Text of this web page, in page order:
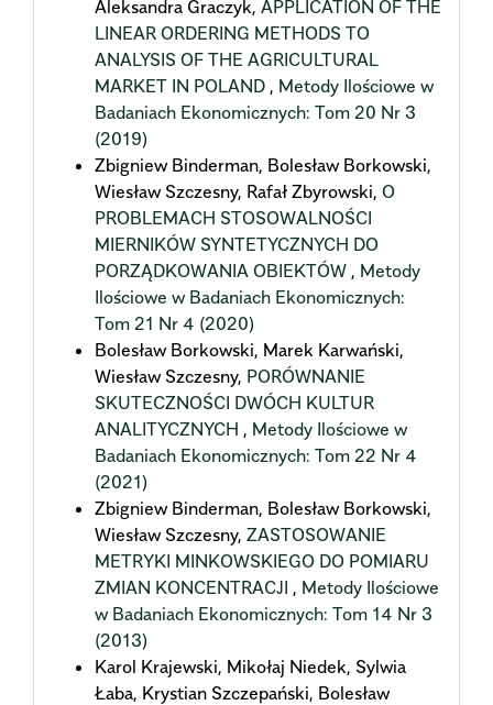
Aleksandra Graczyk, APPLICATION OF THE
LINEAR ORDERING METHODS TO
ANALYSIS OF THE AGRICULTURAL
MARKET IN POLAND , Metody Ilościowe w
Badaniach Ekonomicznych: Tom 20 Nr 3
(2019)
Zbigniew Binderman, Bolesław Borkowski,
Wiesław Szczesny, Rafał Zbyrowski, O
PROBLEMACH STOSOWALNOŚCI
MIERNIKÓW SYNTETYCZNYCH DO
PORZĄDKOWANIA OBIEKTÓW , Metody
Ilościowe w Badaniach Ekonomicznych:
Tom 21 Nr 4 (2020)
Bolesław Borkowski, Marek Karwański,
Wiesław Szczesny, PORÓWNANIE
SKUTECZNOŚCI DWÓCH KULTUR
ANALITYCZNYCH , Metody Ilościowe w
Badaniach Ekonomicznych: Tom 22 Nr 4
(2021)
Zbigniew Binderman, Bolesław Borkowski,
Wiesław Szczesny, ZASTOSOWANIE
METRYKI MINKOWSKIEGO DO POMIARU
ZMIAN KONCENTRACJI , Metody Ilościowe
w Badaniach Ekonomicznych: Tom 14 Nr 3
(2013)
Karol Krajewski, Mikołaj Niedek, Sylwia
Łaba, Krystian Szczepański, Bolesław